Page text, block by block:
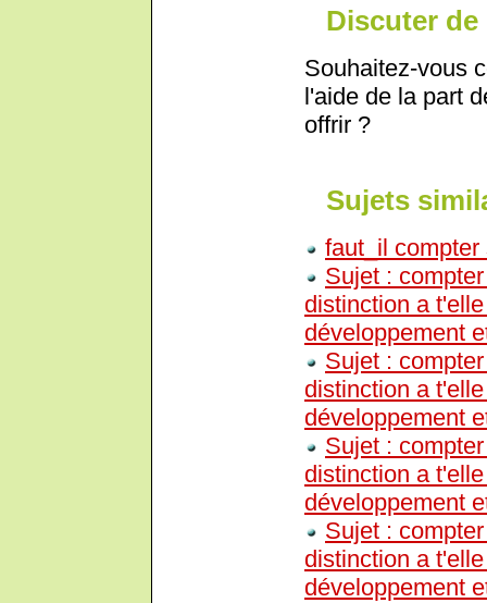
Discuter de
Souhaitez-vous
l'aide de la part
offrir ?
Sujets
faut_il
Sujet :
distinction a
développement
Sujet :
distinction a
développement
Sujet :
distinction a
développement
Sujet :
distinction a
développement